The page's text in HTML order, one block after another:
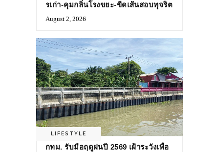
รเก่า-คุมกลิ่นโรงขยะ-ขีดเส้นสอบทุจริต
August 2, 2026
LIFESTYLE
กทม. รับมือฤดูฝนปี 2569 เฝ้าระวังเพื่อ